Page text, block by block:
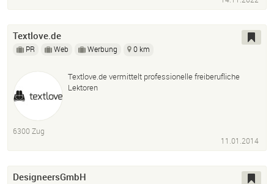
Textlove.de
PR Web Werbung 0 km
Textlove.de vermittelt professionelle freiberufliche
Lektoren
6300 Zug
11.01.2014
DesigneersGmbH